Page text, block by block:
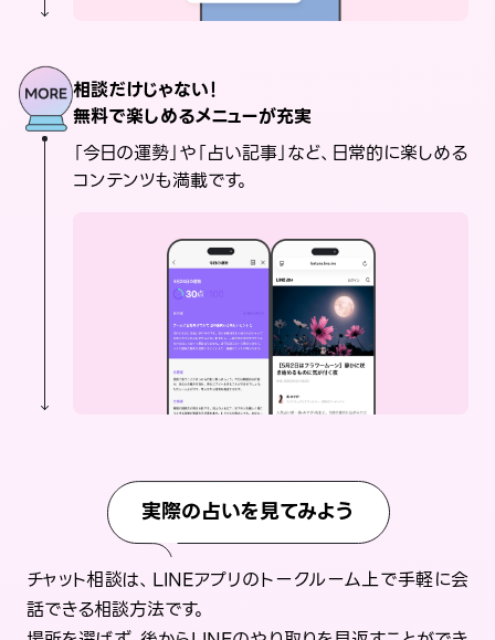
相談だけじゃない！
無料で楽しめるメニューが充実
「今日の運勢」や「占い記事」など、日常的に楽しめる
コンテンツも満載です。
実際の占いを見てみよう
チャット相談は、LINEアプリのトークルーム上で手軽に会
話できる相談方法です。